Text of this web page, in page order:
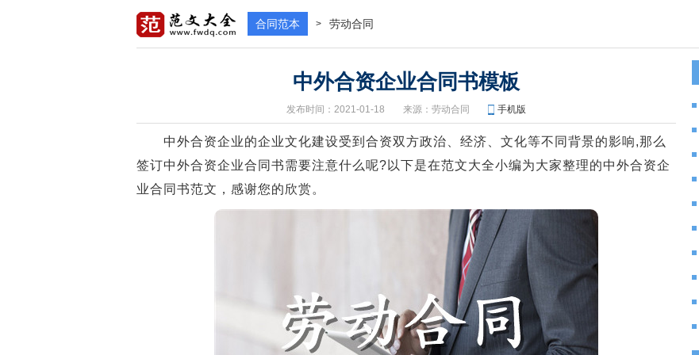
合同范本 > 劳动合同
中外合资企业合同书模板
发布时间：2021-01-18 来源： 劳动合同 手机版
中外合资企业的企业文化建设受到合资双方政治、经济、文化等不同背景的影响,那么
签订中外合资企业合同书需要注意什么呢?以下是在范文大全小编为大家整理的中外合资企
业合同书范文，感谢您的欣赏。